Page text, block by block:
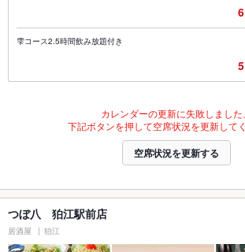
雫コース2.5時間飲み放題付き
カレンダーの更新に失敗しました。
下記ボタンを押して空席状況を更新してく
空席状況を更新する
つぼ八 狛江駅前店
居酒屋 狛江